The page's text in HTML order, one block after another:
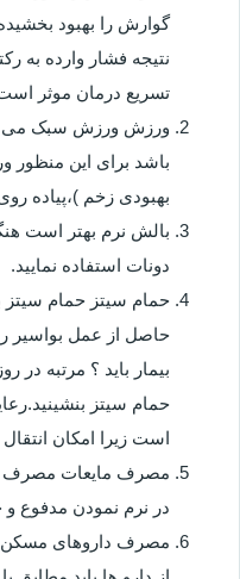
گوارش را بهبود
نتیجه فشار وارده به
تسریع درمان موثر
ورزش ورزش سبک می
باشد برای این منظور
بهبودی زخم )،پیاده
بالش نرم بهتر است
دونات استفاده نمایید.
حمام سیتز حمام سیتز
حاصل از عمل بواسیر
بیمار باید ؟ مرتبه
حمام سیتز
است زیرا امکان
مصرف مایعات مصرف
در نرم نمودن مدفوع
مصرف داروهای مسکن